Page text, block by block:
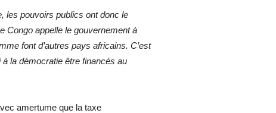
les pouvoirs publics ont donc le
Congo appelle le gouvernement à
font d’autres pays africains. C’est
la démocratie être financés au
amertume que la taxe